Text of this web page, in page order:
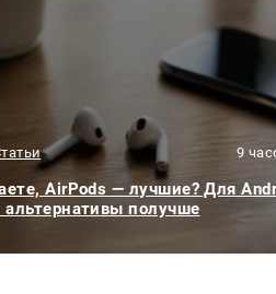
9
AirPods — лучшие? Для
альтернативы получше